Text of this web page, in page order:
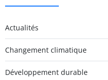
Actualités
Changement climatique
Développement durable